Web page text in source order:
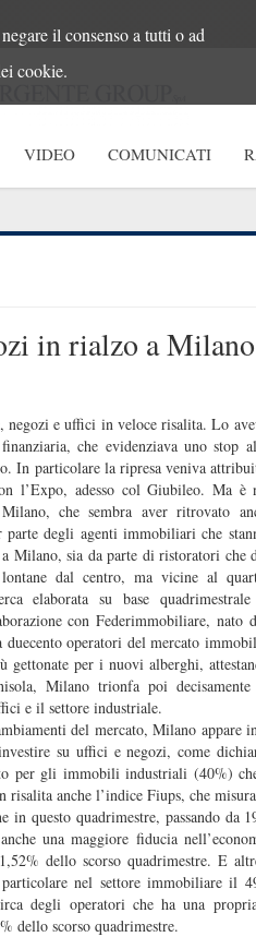
VIDEO COMUNICATI
in rialzo a
negozi e uffici in veloce risalita. Lo
che evidenziava uno stop
In particolare la ripresa veniva
l’Expo, adesso col Giubileo. Ma è
che sembra aver ritrovato
degli agenti immobiliari che
Milano, sia da parte di ristoratori
dal centro, ma vicine al
elaborata su base
con Federimmobiliare, nato
operatori del mercato
gettonate per i nuovi alberghi,
Milano trionfa poi
e il settore industriale.
del mercato, Milano appare
su uffici e negozi, come
per gli immobili industriali (40%)
risalita anche l’indice Fiups, che
in questo quadrimestre, passando
una maggiore fiducia
dello scorso quadrimestre. E
nel settore immobiliare il
degli operatori che ha una
dello scorso quadrimestre.
il consenso a tutti o ad
cookie.